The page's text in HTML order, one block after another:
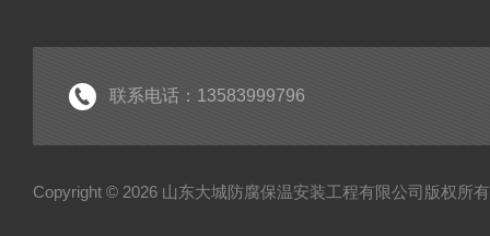
联系电话：13583999796
Copyright © 2026 山东大城防腐保温安装工程有限公司版权所